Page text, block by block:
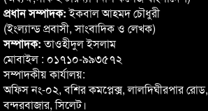
প্রধান সম্পাদক:ইকবাল আহমদ চৌধুরী
(ইংল্যান্ড প্রবাসী, সাংবাদিক ও লেখক)
সম্পাদক:তাওহীদুল ইসলাম
মোবাইল : ০১৭১০-৯৯৩৫৭২
সম্পাদকীয় কার্যালয়:
অফিস নং-০২, বশির কমপ্লেক্স, লালদিঘীরপার রোড,
বন্দরবাজার, সিলেট।